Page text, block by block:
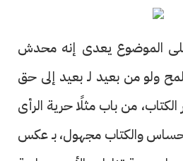
الموضوع يعدى إنه محدش
ولو من بعيد لـ بعيد إلى حق
من باب مثلًا حرية الرأى
حساس والكتاب مجهول، بـ عكس